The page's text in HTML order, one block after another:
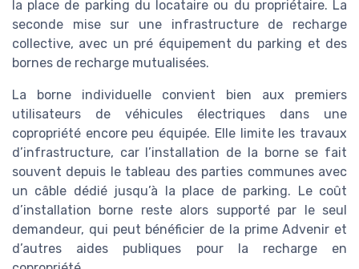
la place de parking du locataire ou du propriétaire. La
seconde mise sur une infrastructure de recharge
collective, avec un pré équipement du parking et des
bornes de recharge mutualisées.
La borne individuelle convient bien aux premiers
utilisateurs de véhicules électriques dans une
copropriété encore peu équipée. Elle limite les travaux
d’infrastructure, car l’installation de la borne se fait
souvent depuis le tableau des parties communes avec
un câble dédié jusqu’à la place de parking. Le coût
d’installation borne reste alors supporté par le seul
demandeur, qui peut bénéficier de la prime Advenir et
d’autres aides publiques pour la recharge en